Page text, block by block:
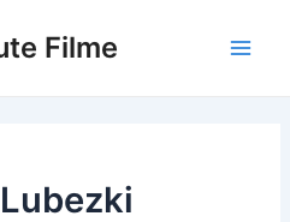
Filme